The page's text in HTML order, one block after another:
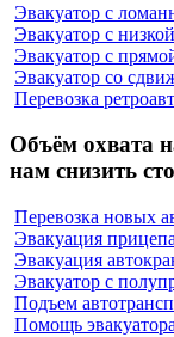
Эвакуатор с
Эвакуатор с
Эвакуатор с
Эвакуатор со
Перевозка
Объём охвата
нам снизить
Перевозка новых
Эвакуация прицепа
Эвакуация
Эвакуатор с
Подъем
Помощь